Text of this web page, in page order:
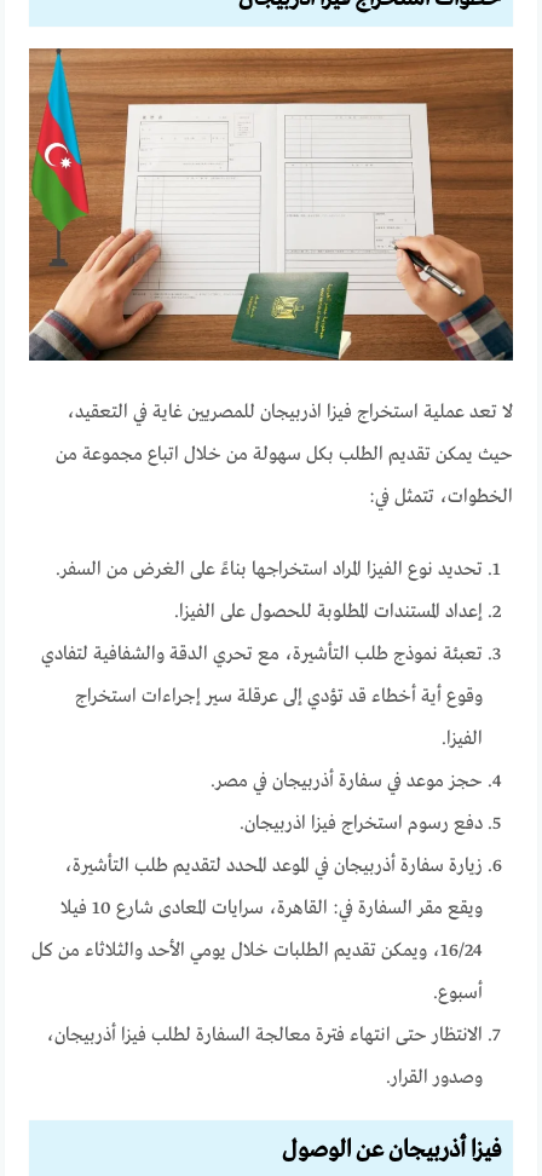
لا تعد عملية استخراج فيزا اذربيجان للمصريين غاية في التعقيد،
حيث يمكن تقديم الطلب بكل سهولة من خلال اتباع مجموعة من
الخطوات، تتمثل في:
تحديد نوع الفيزا المراد استخراجها بناءً على الغرض من السفر.
إعداد المستندات المطلوبة للحصول على الفيزا.
تعبئة نموذج طلب التأشيرة، مع تحري الدقة والشفافية لتفادي
وقوع أية أخطاء قد تؤدي إلى عرقلة سير إجراءات استخراج
الفيزا.
حجز موعد في سفارة أذربيجان في مصر.
دفع رسوم استخراج فيزا اذربيجان.
زيارة سفارة أذربيجان في الموعد المحدد لتقديم طلب التأشيرة،
ويقع مقر السفارة في: القاهرة، سرايات المعادى شارع 10 فيلا
16/24، ويمكن تقديم الطلبات خلال يومي الأحد والثلاثاء من كل
أسبوع.
الانتظار حتى انتهاء فترة معالجة السفارة لطلب فيزا أذربيجان،
وصدور القرار.
فيزا أذربيجان عن الوصول